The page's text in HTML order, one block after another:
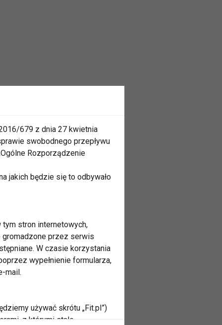
679 z dnia 27 kwietnia
swobodnego przepływu
Rozporządzenie
jakich będzie się to odbywało
tym stron internetowych,
gromadzone przez serwis
W czasie korzystania
wypełnienie formularza,
mail.
używać skrótu „Fit.pl”)
z którymi stale